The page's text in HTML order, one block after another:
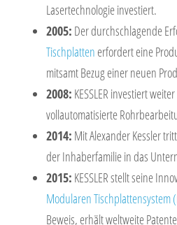
Lasertechnologie investiert.
2005: Der durchschlagende
Tischplatten erfordert eine
mitsamt Bezug einer neuen
2008: KESSLER investiert
vollautomatisierte
2014: Mit Alexander Kessler
der Inhaberfamilie in das
2015: KESSLER stellt seine
Modularen Tischplattensystem
Beweis, erhält weltweite